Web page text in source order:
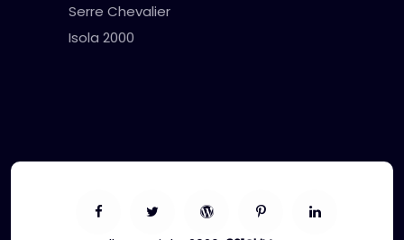
Serre Chevalier
Isola 2000